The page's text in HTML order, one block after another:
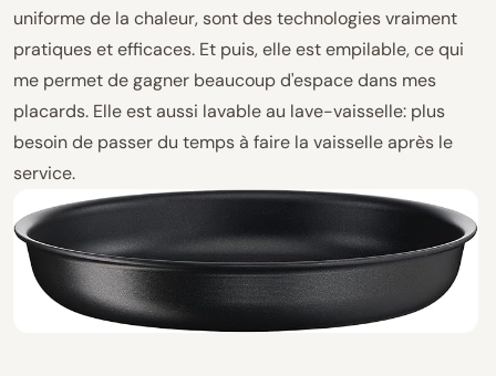
uniforme de la chaleur, sont des technologies vraiment
pratiques et efficaces. Et puis, elle est empilable, ce qui
me permet de gagner beaucoup d'espace dans mes
placards. Elle est aussi lavable au lave-vaisselle: plus
besoin de passer du temps à faire la vaisselle après le
service.